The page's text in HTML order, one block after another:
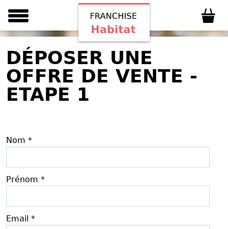
DÉPOSER UNE
OFFRE DE VENTE -
ETAPE 1
Nom *
Prénom *
Email *